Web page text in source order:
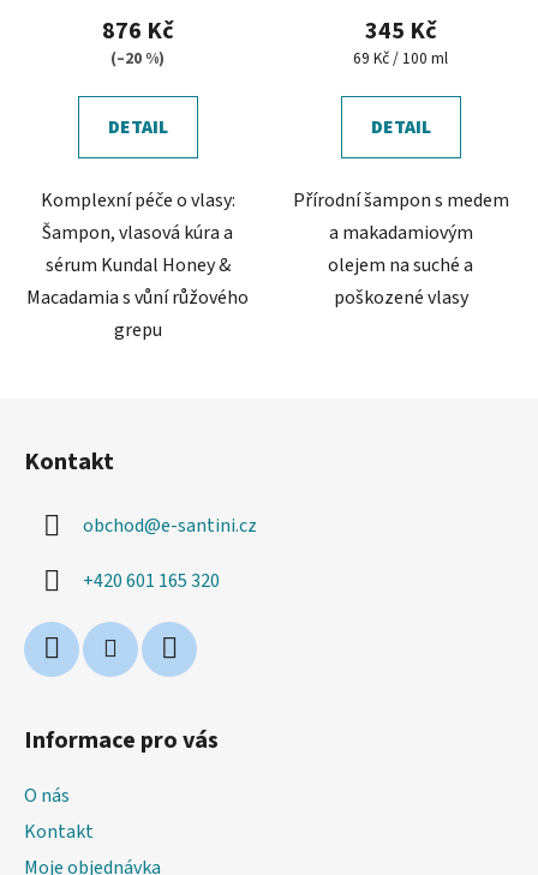
876 Kč
(–20 %)
DETAIL
Komplexní péče o vlasy:
Šampon, vlasová kúra a
sérum Kundal Honey &
Macadamia s vůní růžového
grepu
345 Kč
Měrná
69 Kč / 100 ml
DETAIL
Přírodní šampon s medem
a makadamiovým
olejem na suché a
poškozené vlasy
Kontakt
obchod@e-santini.cz
+420 601 165 320
Informace pro vás
O nás
Kontakt
Moje objednávka